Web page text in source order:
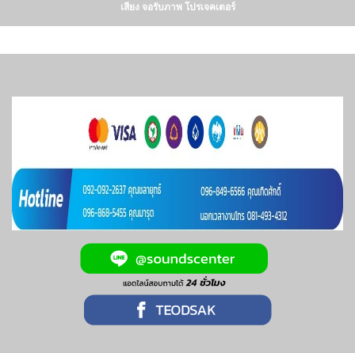
เสียง จอรับภาพ โปรเจคเตอร์